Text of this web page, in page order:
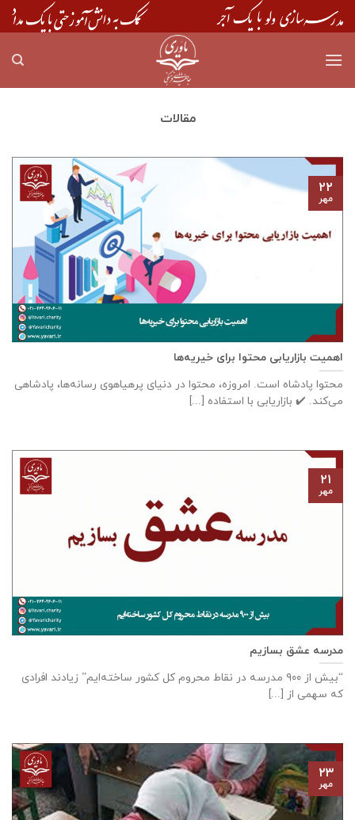
Skip
to
مقالات
اهمیت بازاریابی محتوا برای خیریه‌ها
محتوا پادشاه است. امروزه، محتوا در دنیای پرهیاهوی رسانه‌ها، پادشاهی
می‌کند. ✔️ بازاریابی با استفاده [...]
۲۲
مهر
مدرسه عشق بسازیم
“بيش از ۹۰۰ مدرسه در نقاط محروم كل كشور ساخته‌ایم” زيادند افرادی
كه سهمی از [...]
۲۱
مهر
۲۳
مهر